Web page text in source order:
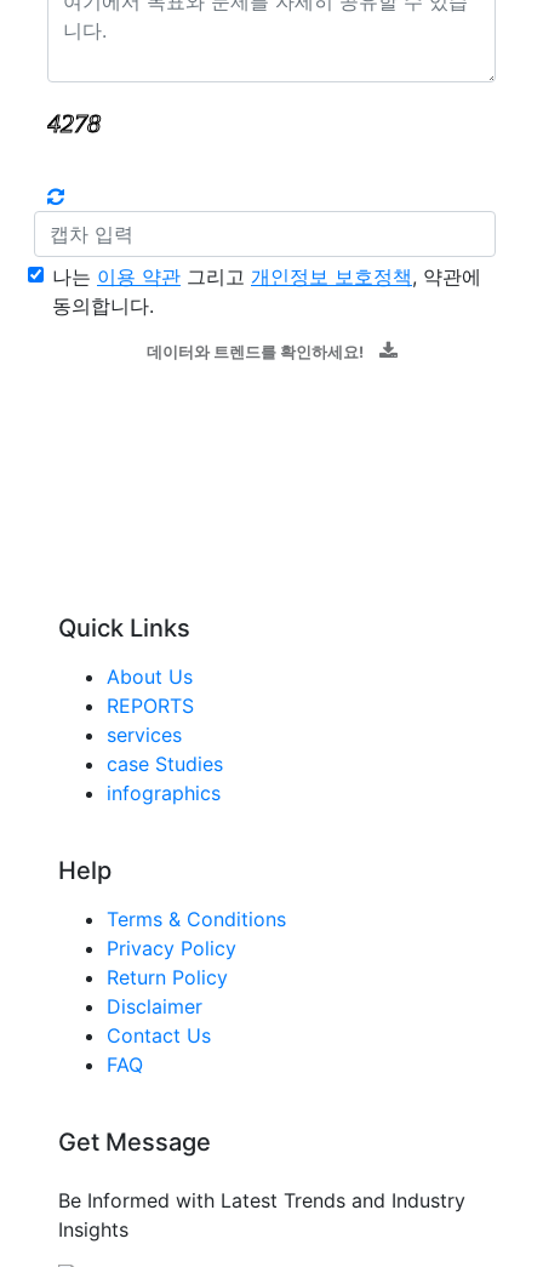
나는 이용 약관 그리고 개인정보 보호정책, 약관에
동의합니다.
데이터와 트렌드를 확인하세요!
Quick Links
About Us
REPORTS
services
case Studies
infographics
Help
Terms & Conditions
Privacy Policy
Return Policy
Disclaimer
Contact Us
FAQ
Get Message
Be Informed with Latest Trends and Industry
Insights